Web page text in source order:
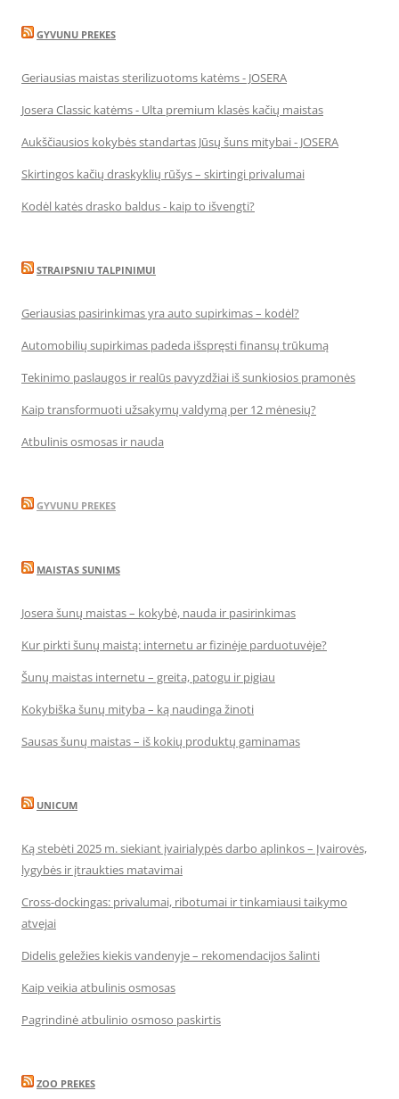
GYVUNU PREKES
Geriausias maistas sterilizuotoms katėms - JOSERA
Josera Classic katėms - Ulta premium klasės kačių maistas
Aukščiausios kokybės standartas Jūsų šuns mitybai - JOSERA
Skirtingos kačių draskyklių rūšys – skirtingi privalumai
Kodėl katės drasko baldus - kaip to išvengti?
STRAIPSNIU TALPINIMUI
Geriausias pasirinkimas yra auto supirkimas – kodėl?
Automobilių supirkimas padeda išspręsti finansų trūkumą
Tekinimo paslaugos ir realūs pavyzdžiai iš sunkiosios pramonės
Kaip transformuoti užsakymų valdymą per 12 mėnesių?
Atbulinis osmosas ir nauda
GYVUNU PREKES
MAISTAS SUNIMS
Josera šunų maistas – kokybė, nauda ir pasirinkimas
Kur pirkti šunų maistą: internetu ar fizinėje parduotuvėje?
Šunų maistas internetu – greita, patogu ir pigiau
Kokybiška šunų mityba – ką naudinga žinoti
Sausas šunų maistas – iš kokių produktų gaminamas
UNICUM
Ką stebėti 2025 m. siekiant įvairialypės darbo aplinkos – Įvairovės,
lygybės ir įtraukties matavimai
Cross-dockingas: privalumai, ribotumai ir tinkamiausi taikymo
atvejai
Didelis geležies kiekis vandenyje – rekomendacijos šalinti
Kaip veikia atbulinis osmosas
Pagrindinė atbulinio osmoso paskirtis
ZOO PREKES